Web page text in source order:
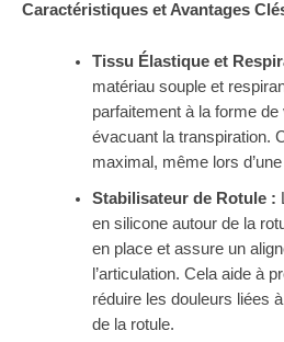
Caractéristiques et Avantages
Tissu Élastique et
matériau souple et
parfaitement à la forme
évacuant la transpiration.
maximal, même lors
Stabilisateur de Rotule :
en silicone autour de la
en place et assure un
l’articulation. Cela aide à
réduire les douleurs liées
de la rotule.